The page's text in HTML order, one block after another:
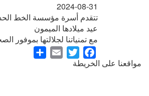
2024-08-31
تتقدم أسرة مؤسسة الخط
عيد ميلادها الميمون
مع تمنياتنا لجلالتها بموفور
Facebook
Twitter
Email
مواقعنا على الخريطة